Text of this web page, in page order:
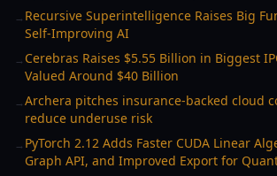
→ Recursive Superintelligence Raises Big
Self-Improving AI
→ Cerebras Raises $5.55 Billion in Biggest
Valued Around $40 Billion
→Archera pitches insurance-backed cloud
reduce underuse risk
→ PyTorch 2.12 Adds Faster CUDA Linear
Graph API, and Improved Export for